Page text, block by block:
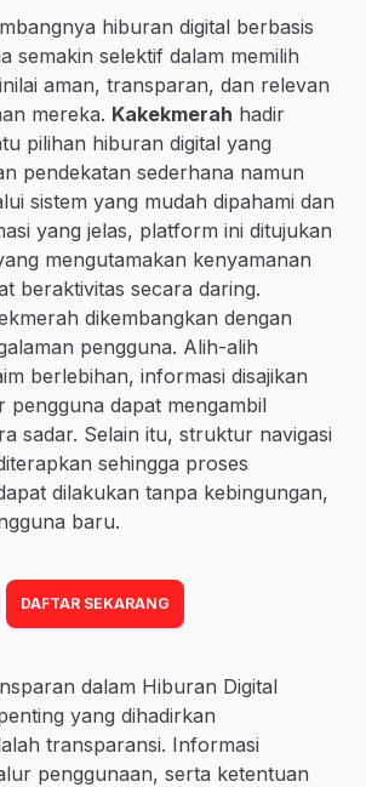
hiburan digital berbasis
semakin selektif dalam memilih
aman, transparan, dan relevan
mereka. Kakekmerah hadir
pilihan hiburan digital yang
pendekatan sederhana namun
sistem yang mudah dipahami dan
yang jelas, platform ini ditujukan
mengutamakan kenyamanan
beraktivitas secara daring.
dikembangkan dengan
pengguna. Alih-alih
berlebihan, informasi disajikan
pengguna dapat mengambil
sadar. Selain itu, struktur navigasi
sehingga proses
dilakukan tanpa kebingungan,
baru.
DAFTAR SEKARANG
dalam Hiburan Digital
yang dihadirkan
transparansi. Informasi
penggunaan, serta ketentuan